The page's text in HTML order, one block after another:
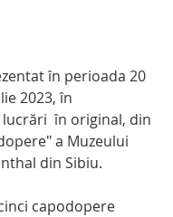
în perioada 20
2023, în
în original, din
a Muzeului
din Sibiu.
capodopere